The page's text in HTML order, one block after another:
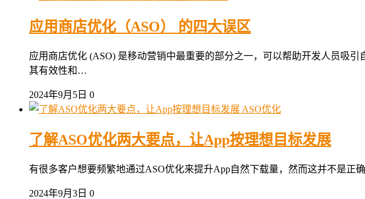
应用商店优化（ASO） 的四大误区
应用商店优化 (ASO) 是移动营销中最重要的部分之一，可以帮助开发人员吸
其有效性和…
2024年9月5日 0
ASO优化
了解ASO优化两大要点，让App按理想目标发展
有很多客户想要频繁地通过ASO优化来提升App自然下载量，然而这并不是
2024年9月3日 0